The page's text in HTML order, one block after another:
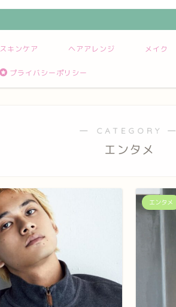
スキンケア ヘアアレンジ メイク
プライバシーポリシー
― CATEGORY ―
エンタメ
エンタメ